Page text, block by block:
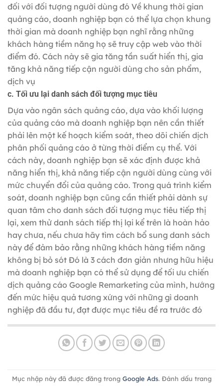
đối với đối tượng người dùng đó Về khung thời gian
quảng cáo, doanh nghiệp bạn có thể lựa chọn khung
thời gian mà doanh nghiệp bạn nghĩ rằng những
khách hàng tiềm năng họ sẽ truy cập web vào thời
điểm đó. Cách này sẽ gia tăng tần suất hiển thị, gia
tăng khả năng tiếp cận người dùng cho sản phẩm,
dịch vụ
c. Tối ưu lại danh sách đối tượng mục tiêu
Dựa vào ngân sách quảng cáo, dựa vào khối lượng
của quảng cáo mà doanh nghiệp bạn nên cần thiết
phải lên một kế hoạch kiểm soát, theo dõi chiến dịch
phân phối quảng cáo ở từng thời điểm cụ thể. Với
cách này, doanh nghiệp bạn sẽ xác định được khả
năng hiển thị, khả năng tiếp cận người dùng cùng với
mức chuyển đổi của quảng cáo. Trong quá trình kiểm
soát, doanh nghiệp bạn cũng cần thiết phải dành sự
quan tâm cho danh sách đối tượng mục tiêu tiếp thị
lại, xem thử danh sách tiếp thị lại kể trên là hoàn hảo
hay chưa, nếu chưa hãy tìm cách bổ sung danh sách
này để đảm bảo rằng những khách hàng tiềm năng
không bị bỏ sót Đó là 3 cách đơn giản nhưng hữu hiệu
mà doanh nghiệp bạn có thể sử dụng để tối ưu chiến
dịch quảng cáo Google Remarketing của mình, hướng
đến mức hiệu quả tương xứng với những gì doanh
nghiệp đã đầu tư, đạt được mục tiêu đề ra trước đó
Mục nhập này đã được đăng trong Google Ads. Đánh dấu trang